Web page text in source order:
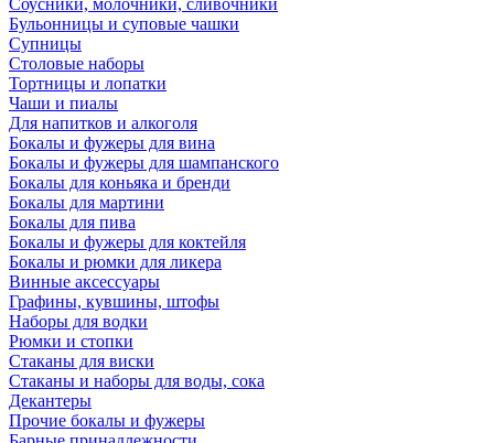
Соусники, молочники, сливочники
Бульонницы и суповые чашки
Супницы
Столовые наборы
Тортницы и лопатки
Чаши и пиалы
Для напитков и алкоголя
Бокалы и фужеры для вина
Бокалы и фужеры для шампанского
Бокалы для коньяка и бренди
Бокалы для мартини
Бокалы для пива
Бокалы и фужеры для коктейля
Бокалы и рюмки для ликера
Винные аксессуары
Графины, кувшины, штофы
Наборы для водки
Рюмки и стопки
Стаканы для виски
Стаканы и наборы для воды, сока
Декантеры
Прочие бокалы и фужеры